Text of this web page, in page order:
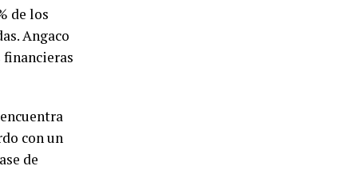
de los
Angaco
financieras
con un
de